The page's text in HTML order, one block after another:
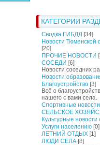
КАТЕГОРИИ
Сводка ГИБДД [34]
Новости Тюменской
[20]
ПРОЧИЕ НОВОСТИ
СОСЕДИ [6]
Новости соседних
Новости
Благоустройство [3]
Всё о
нашего с вами села.
Спортивные новости
СЕЛЬСКОЕ
Культурные новости
Услуги населению [0]
ЛЕТНИЙ ОТДЫХ [1]
ЛЮДИ СЕЛА [8]